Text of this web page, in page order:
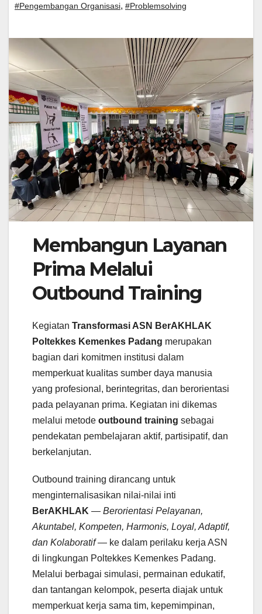
#Pengembangan Organisasi, #Problemsolving
Membangun Layanan
Prima Melalui
Outbound Training
Kegiatan Transformasi ASN BerAKHLAK
Poltekkes Kemenkes Padang merupakan
bagian dari komitmen institusi dalam
memperkuat kualitas sumber daya manusia
yang profesional, berintegritas, dan berorientasi
pada pelayanan prima. Kegiatan ini dikemas
melalui metode outbound training sebagai
pendekatan pembelajaran aktif, partisipatif, dan
berkelanjutan.
Outbound training dirancang untuk
menginternalisasikan nilai-nilai inti
BerAKHLAK — Berorientasi Pelayanan,
Akuntabel, Kompeten, Harmonis, Loyal, Adaptif,
dan Kolaboratif— ke dalam perilaku kerja ASN
di lingkungan Poltekkes Kemenkes Padang.
Melalui berbagai simulasi, permainan edukatif,
dan tantangan kelompok, peserta diajak untuk
memperkuat kerja sama tim, kepemimpinan,